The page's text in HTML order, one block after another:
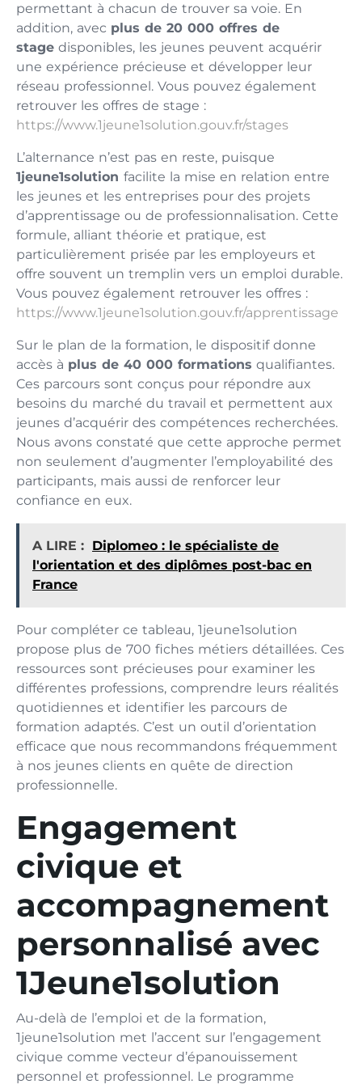
permettant à chacun de trouver sa voie. En
addition, avec plus de 20 000 offres de
stage disponibles, les jeunes peuvent acquérir
une expérience précieuse et développer leur
réseau professionnel. Vous pouvez également
retrouver les offres de stage :
https://www.1jeune1solution.gouv.fr/stages
L’alternance n’est pas en reste, puisque
1jeune1solution facilite la mise en relation entre
les jeunes et les entreprises pour des projets
d’apprentissage ou de professionnalisation. Cette
formule, alliant théorie et pratique, est
particulièrement prisée par les employeurs et
offre souvent un tremplin vers un emploi durable.
Vous pouvez également retrouver les offres :
https://www.1jeune1solution.gouv.fr/apprentissage
Sur le plan de la formation, le dispositif donne
accès à plus de 40 000 formations qualifiantes.
Ces parcours sont conçus pour répondre aux
besoins du marché du travail et permettent aux
jeunes d’acquérir des compétences recherchées.
Nous avons constaté que cette approche permet
non seulement d’augmenter l’employabilité des
participants, mais aussi de renforcer leur
confiance en eux.
A LIRE : Diplomeo : le spécialiste de
l'orientation et des diplômes post-bac en
France
Pour compléter ce tableau, 1jeune1solution
propose plus de 700 fiches métiers détaillées. Ces
ressources sont précieuses pour examiner les
différentes professions, comprendre leurs réalités
quotidiennes et identifier les parcours de
formation adaptés. C’est un outil d’orientation
efficace que nous recommandons fréquemment
à nos jeunes clients en quête de direction
professionnelle.
Engagement
civique et
accompagnement
personnalisé avec
1Jeune1solution
Au-delà de l’emploi et de la formation,
1jeune1solution met l’accent sur l’engagement
civique comme vecteur d’épanouissement
personnel et professionnel. Le programme